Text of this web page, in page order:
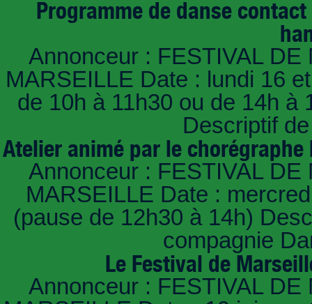
Programme de danse
Annonceur : FESTIVAL
MARSEILLE Date : lundi 16
de 10h à 11h30 ou de 14h à
Descriptif
Atelier animé par le
Annonceur : FESTIVAL
MARSEILLE Date :
(pause de 12h30 à 14h)
compagnie
Le Festival de
Annonceur : FESTIVAL